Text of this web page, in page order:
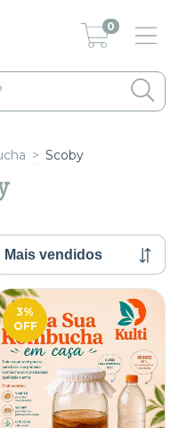
0
> Scoby
3%
OFF